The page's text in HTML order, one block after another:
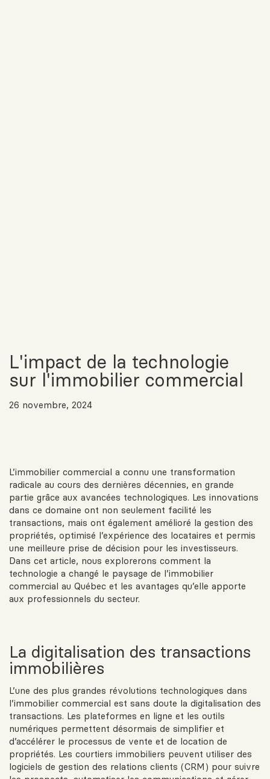
L'impact de la technologie
sur l'immobilier commercial
26 novembre, 2024
L’immobilier commercial a connu une transformation
radicale au cours des dernières décennies, en grande
partie grâce aux avancées technologiques. Les innovations
dans ce domaine ont non seulement facilité les
transactions, mais ont également amélioré la gestion des
propriétés, optimisé l’expérience des locataires et permis
une meilleure prise de décision pour les investisseurs.
Dans cet article, nous explorerons comment la
technologie a changé le paysage de l’immobilier
commercial au Québec et les avantages qu’elle apporte
aux professionnels du secteur.
La digitalisation des transactions
immobilières
L’une des plus grandes révolutions technologiques dans
l’immobilier commercial est sans doute la digitalisation des
transactions. Les plateformes en ligne et les outils
numériques permettent désormais de simplifier et
d’accélérer le processus de vente et de location de
propriétés. Les courtiers immobiliers peuvent utiliser des
logiciels de gestion des relations clients (CRM) pour suivre